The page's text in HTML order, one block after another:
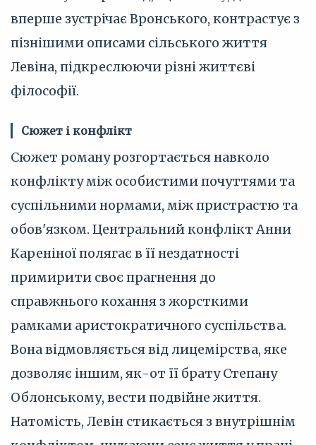
вперше зустрічає Вронського, контрастує з
пізнішими описами сільського життя
Левіна, підкреслюючи різні життєві
філософії.
Сюжет і конфлікт
Сюжет роману розгортається навколо
конфлікту між особистими почуттями та
суспільними нормами, між пристрастю та
обов'язком. Центральний конфлікт Анни
Кареніної полягає в її нездатності
примирити своє прагнення до
справжнього кохання з жорсткими
рамками аристократичного суспільства.
Вона відмовляється від лицемірства, яке
дозволяє іншим, як-от її брату Степану
Облонському, вести подвійне життя.
Натомість, Левін стикається з внутрішнім